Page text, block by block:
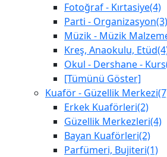
Fotoğraf - Kırtasiye(4)
Parti - Organizasyon(3)
Müzik - Müzik
Kreş, Anaokulu,
Okul - Dershane -
[Tümünü Göster]
Kuaför - Güzellik
Erkek Kuaförleri(2)
Güzellik Merkezleri(4)
Bayan Kuaförleri(2)
Parfümeri, Bujiteri(1)